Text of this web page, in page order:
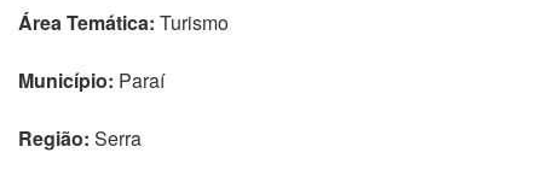
Área Temática: Turismo
Município: Paraí
Região: Serra